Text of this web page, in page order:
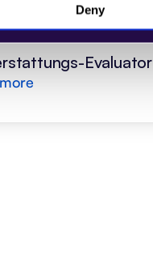
Deny
Evaluator